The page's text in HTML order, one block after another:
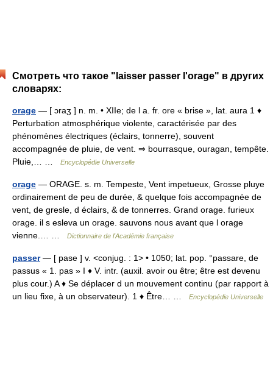
Смотреть что такое "laisser passer l'orage" в других
словарях:
orage — [ ɔraʒ ] n. m. • XIIe; de l a. fr. ore « brise », lat. aura 1 ♦
Perturbation atmosphérique violente, caractérisée par des
phénomènes électriques (éclairs, tonnerre), souvent
accompagnée de pluie, de vent. ⇒ bourrasque, ouragan, tempête.
Pluie,… …
Encyclopédie Universelle
orage — ORAGE. s. m. Tempeste, Vent impetueux, Grosse pluye
ordinairement de peu de durée, & quelque fois accompagnée de
vent, de gresle, d éclairs, & de tonnerres. Grand orage. furieux
orage. il s esleva un orage. sauvons nous avant que l orage
vienne.… …
Dictionnaire de l'Académie française
passer— [ pase ] v. <conjug. : 1> • 1050; lat. pop. °passare, de
passus « 1. pas » I ♦ V. intr. (auxil. avoir ou être; être est devenu
plus cour.) A ♦ Se déplacer d un mouvement continu (par rapport à
un lieu fixe, à un observateur). 1 ♦ Être… …
Encyclopédie Universelle